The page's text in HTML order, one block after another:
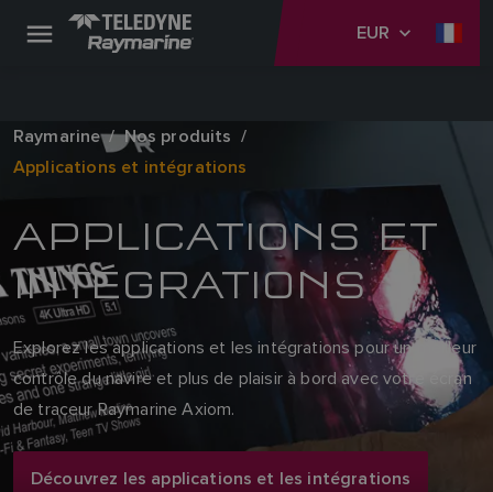
EUR
Raymarine
Nos produits
Applications et intégrations
APPLICATIONS ET
INTÉGRATIONS
Explorez les applications et les intégrations pour un meilleur
contrôle du navire et plus de plaisir à bord avec votre écran
de traceur Raymarine Axiom.
Découvrez les applications et les intégrations